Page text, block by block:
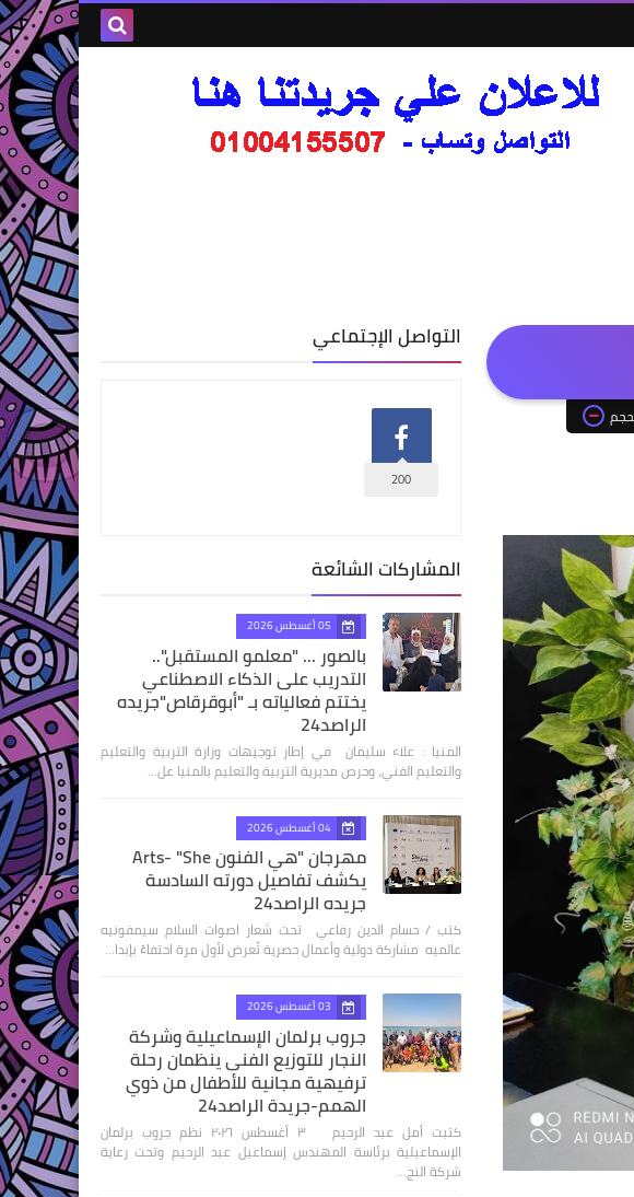
التواصل الإجتماعي
200
المشاركات الشائعة
05 أغسطس 2026
بالصور ... "معلمو المستقبل"..
التدريب على الذكاء الاصطناعي
يختتم فعالياته بـ "أبوقرقاص"جريده
الراصد24
المنيا : علاء سليمان في إطار توجيهات وزارة التربية والتعليم
والتعليم الفني، وحرص مديرية التربية والتعليم بالمنيا عل…
04 أغسطس 2026
مهرجان "هي الفنون Arts- "She
يكشف تفاصيل دورته السادسة
جريده الراصد24
كتب / حسام الدين رفاعي تحت شعار اصوات السلام سيمفونيه
عالميه مشاركة دولية وأعمال حصرية تُعرض لأول مرة احتفاءً بإبدا…
03 أغسطس 2026
جروب برلمان الإسماعيلية وشركة
النجار للتوزيع الفنى ينظمان رحلة
ترفيهية مجانية للأطفال من ذوي
الهمم-جريدة الراصد24
كتبت أمل عبد الرحيم ٣ أغسطس ٢٠٢٦ نظم جروب برلمان
الإسماعيلية برئاسة المهندس إسماعيل عبد الرحيم وتحت رعاية
شركة النج…